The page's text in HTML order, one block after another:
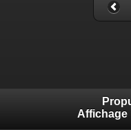
Affichage